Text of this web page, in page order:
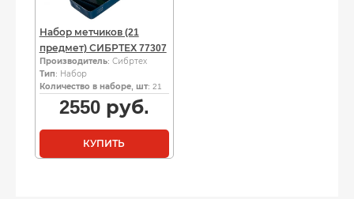
Набор метчиков (21
предмет) СИБРТЕХ 77307
Производитель: Сибртех
Тип: Набор
Количество в наборе, шт: 21
2550руб.
КУПИТЬ